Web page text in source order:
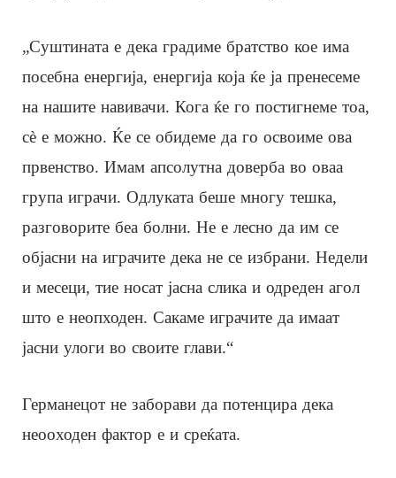
„Суштината е дека градиме братство кое има
посебна енергија, енергија која ќе ја пренесеме
на нашите навивачи. Кога ќе го постигнеме тоа,
сè е можно. Ќе се обидеме да го освоиме ова
првенство. Имам апсолутна доверба во оваа
група играчи. Одлуката беше многу тешка,
разговорите беа болни. Не е лесно да им се
објасни на играчите дека не се избрани. Недели
и месеци, тие носат јасна слика и одреден агол
што е неопходен. Сакаме играчите да имаат
јасни улоги во своите глави.“
Германецот не заборави да потенцира дека
неооходен фактор е и среќата.